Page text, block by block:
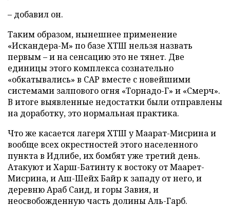
– добавил он.
Таким образом, нынешнее применение
«Искандера-М» по базе ХТШ нельзя назвать
первым – и на сенсацию это не тянет. Две
единицы этого комплекса сознательно
«обкатывались» в САР вместе с новейшими
системами залпового огня «Торнадо-Г» и «Смерч».
В итоге выявленные недостатки были отправлены
на доработку, это нормальная практика.
Что же касается лагеря ХТШ у Маарат-Мисрина и
вообще всех окрестностей этого населенного
пункта в Идлибе, их бомбят уже третий день.
Атакуют и Харш-Батинту к востоку от Маарет-
Мисрина, и Аш-Шейх Байр к западу от него, и
деревню Араб Саид, и горы Завия, и
неосвобожденную часть долины Аль-Гарб.